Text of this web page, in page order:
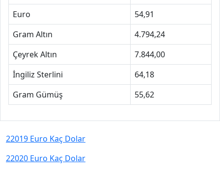
Euro
54,91
Gram Altın
4.794,24
Çeyrek Altın
7.844,00
İngiliz Sterlini
64,18
Gram Gümüş
55,62
22019 Euro Kaç Dolar
22020 Euro Kaç Dolar